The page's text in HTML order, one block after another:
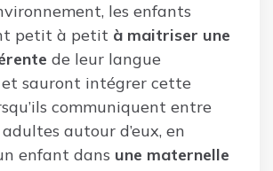
les enfants
petit à petit à maitriser une
de leur langue
sauront intégrer cette
communiquent entre
autour d’eux, en
enfant dans une maternelle